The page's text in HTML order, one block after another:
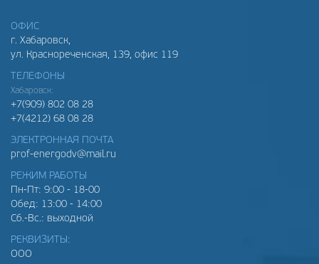
ОФИС
г. Хабаровск,
ул. Краснореченская, 139, офис 119
ТЕЛЕФОНЫ
Хабаровск:
+7(909) 802 08 28
+7(4212) 68 08 28
ЭЛЕКТРОННАЯ ПОЧТА
prof-energodv@mail.ru
РЕЖИМ РАБОТЫ
Пн-Пт: 9:00 - 18-00
Обед: 13:00 - 14:00
Сб.-Вс.: выходной
РЕКВИЗИТЫ:
ООО